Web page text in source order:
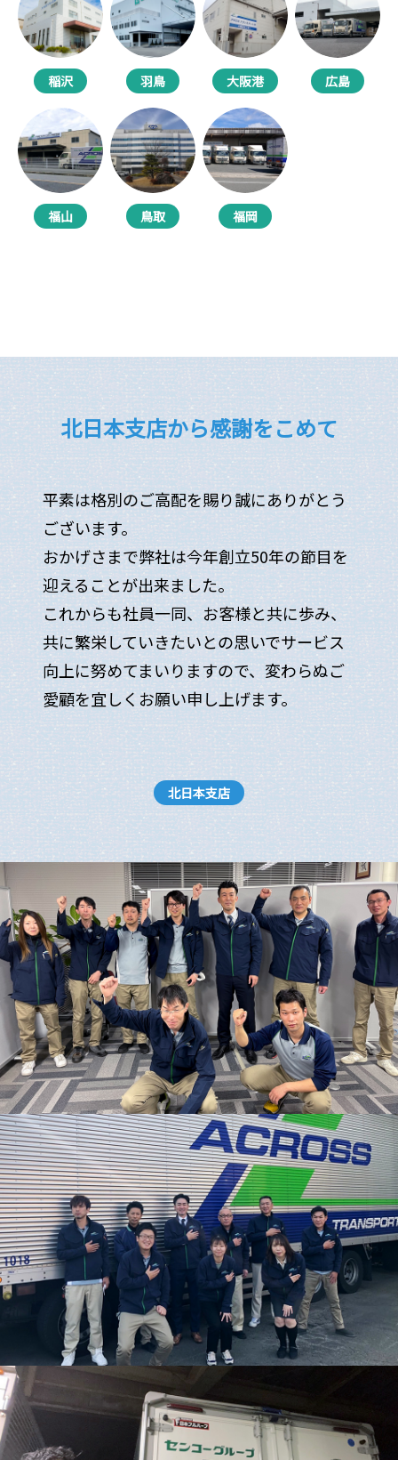
稲沢 羽鳥 大阪港 広島
福山 鳥取 福岡
北日本支店から感謝をこめて
平素は格別のご高配を賜り誠にありがとう
ございます。
おかげさまで弊社は今年創立50年の節目を
迎えることが出来ました。
これからも社員一同、お客様と共に歩み、
共に繁栄していきたいとの思いでサービス
向上に努めてまいりますので、変わらぬご
愛顧を宜しくお願い申し上げます。
北日本支店